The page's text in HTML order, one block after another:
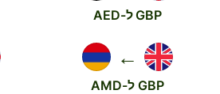
GBP ל-AED
←
GBP ל-AMD